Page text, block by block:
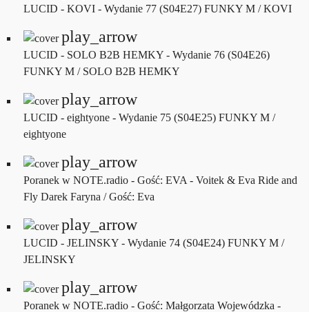
LUCID - KOVI - Wydanie 77 (S04E27) FUNKY M / KOVI
play_arrow
LUCID - SOLO B2B HEMKY - Wydanie 76 (S04E26)
FUNKY M / SOLO B2B HEMKY
play_arrow
LUCID - eightyone - Wydanie 75 (S04E25) FUNKY M /
eightyone
play_arrow
Poranek w NOTE.radio - Gość: EVA - Voitek & Eva Ride and
Fly Darek Faryna / Gość: Eva
play_arrow
LUCID - JELINSKY - Wydanie 74 (S04E24) FUNKY M /
JELINSKY
play_arrow
Poranek w NOTE.radio - Gość: Małgorzata Wojewódzka -